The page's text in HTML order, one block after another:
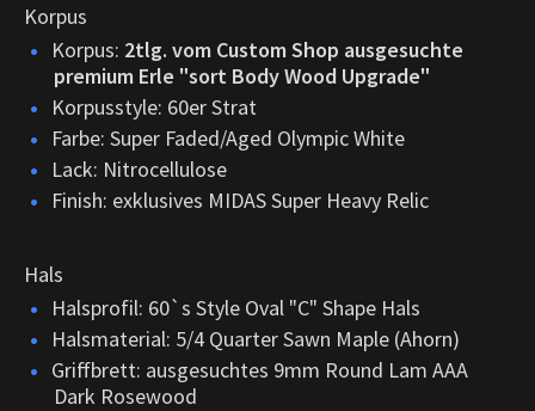
Korpus
Korpus: 2tlg. vom Custom Shop ausgesuchte
premium Erle "sort Body Wood Upgrade"
Korpusstyle: 60er Strat
Farbe: Super Faded/Aged Olympic White
Lack: Nitrocellulose
Finish: exklusives MIDAS Super Heavy Relic
Hals
Halsprofil: 60`s Style Oval "C" Shape Hals
Halsmaterial: 5/4 Quarter Sawn Maple (Ahorn)
Griffbrett: ausgesuchtes 9mm Round Lam AAA
Dark Rosewood